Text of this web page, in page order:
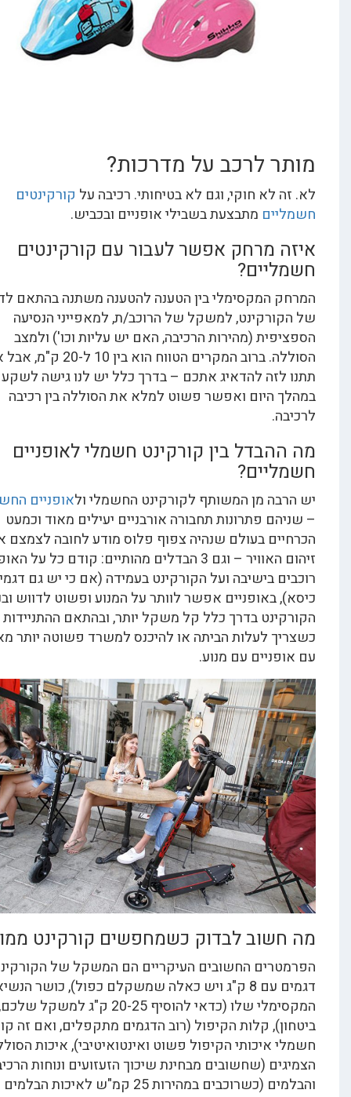
לרכב על מדרכות?
חוקי, וגם לא בטיחותי. רכיבה עלקורקינטים
מתבצעת בשבילי אופניים ובכביש.
מרחק אפשר לעבור עם קורקינטים
המקסימלי בין הטענה להטענה משתנה בהתאם לדגם
למשקל של הרוכב/ת, למאפייני הנסיעה
(מהירות הרכיבה, האם יש עליות וכו') ולמצב
הסוללה. ברוב המקרים הטווח הוא בין 10 ל-20 ק"מ, אבל אל
להדאיג אתכם – בדרך כלל יש לנו גישה לשקע גם
היום ואפשר פשוט למלא את הסוללה בין רכיבה
בין קורקינט חשמלי לאופניים
מן המשותף לקורקינט החשמלי ולאופניים החשמליים
פתרונות תחבורה אורבניים יעילים מאוד וכמעט
בעולם שנהיה צפוף פלוס מודע לחובה לצמצם את
זיהום האוויר – וגם 3 הבדלים מהותיים: קודם כל על האופניים
בישיבה ועל הקורקינט בעמידה (אם כי יש גם דגמים עם
אפשר לוותר על המנוע ופשוט לדווש ובנוסף
בדרך כלל קל משקל יותר, ובהתאם ההתניידות איתו
לעלות הביתה או להיכנס למשרד פשוטה יותר מאשר
עם מנוע.
לבדוק כשמחפשים קורקינט ממונע?
החשובים העיקריים הם המשקל של הקורקינט (יש
דגמים עם 8 ק"ג ויש כאלה שמשקלם כפול), כושר הנשיאה
המקסימלי שלו (כדאי להוסיף 20-25 ק"ג למשקל שלכם, ליתר
קלות הקיפול (רוב הדגמים מתקפלים, ואם זה קורקינט
הקיפול פשוט ואינטואיטיבי), איכות הסוללה,
(שחשובים מבחינת שיכוך הזעזועים ונוחות הרכיבה)
והבלמים (כשרוכבים במהירות 25 קמ"ש לאיכות הבלמים